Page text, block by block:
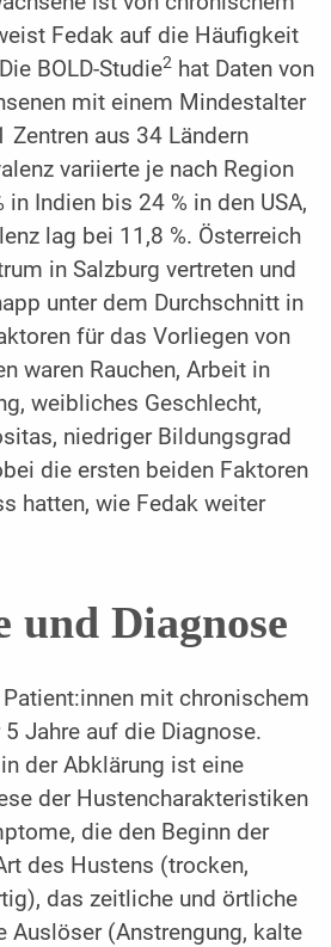
Fedak auf die Häufigkeit
BOLD-Studie2hat Daten von
mit einem Mindestalter
Zentren aus 34 Ländern
variierte je nach Region
in Indien bis 24 % in den USA,
lag bei 11,8 %. Österreich
in Salzburg vertreten und
unter dem Durchschnitt in
für das Vorliegen von
waren Rauchen, Arbeit in
weibliches Geschlecht,
niedriger Bildungsgrad
die ersten beiden Faktoren
hatten, wie Fedak weiter
und Diagnose
mit chronischem
Jahre auf die Diagnose.
der Abklärung ist eine
der Hustencharakteristiken
die den Beginn der
des Hustens (trocken,
das zeitliche und örtliche
Auslöser (Anstrengung, kalte